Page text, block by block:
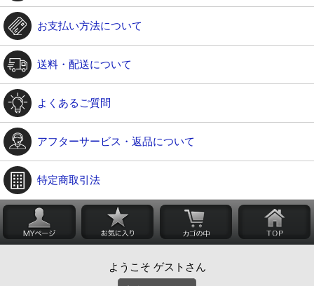
お支払い方法について
送料・配送について
よくあるご質問
アフターサービス・返品について
特定商取引法
ようこそ ゲストさん